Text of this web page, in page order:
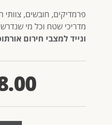
פרמדיקים, חובשים, צוותי
מדריכי שטח וכל מי שנדרש
ונייד למצבי חירום